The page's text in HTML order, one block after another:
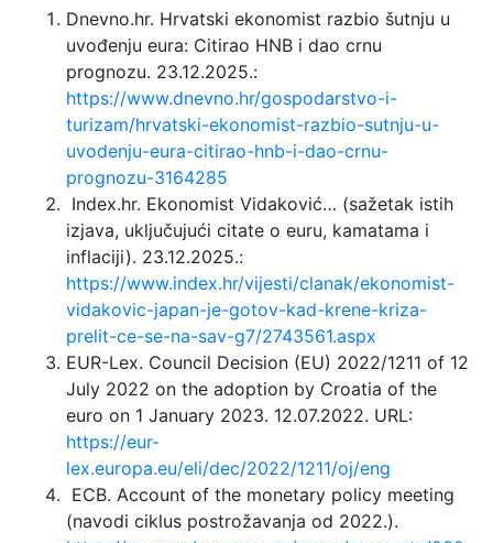
Dnevno.hr. Hrvatski ekonomist razbio šutnju u
uvođenju eura: Citirao HNB i dao crnu
prognozu. 23.12.2025.:
https://www.dnevno.hr/gospodarstvo-i-
turizam/hrvatski-ekonomist-razbio-sutnju-u-
uvodenju-eura-citirao-hnb-i-dao-crnu-
prognozu-3164285
Index.hr. Ekonomist Vidaković… (sažetak istih
izjava, uključujući citate o euru, kamatama i
inflaciji). 23.12.2025.:
https://www.index.hr/vijesti/clanak/ekonomist-
vidakovic-japan-je-gotov-kad-krene-kriza-
prelit-ce-se-na-sav-g7/2743561.aspx
EUR-Lex. Council Decision (EU) 2022/1211 of 12
July 2022 on the adoption by Croatia of the
euro on 1 January 2023. 12.07.2022. URL:
https://eur-
lex.europa.eu/eli/dec/2022/1211/oj/eng
ECB. Account of the monetary policy meeting
(navodi ciklus postrožavanja od 2022.).